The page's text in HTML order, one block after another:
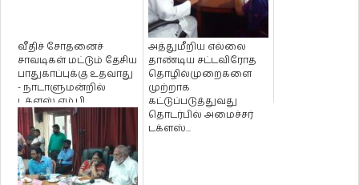
வீதிச் சோதனைச்
சாவடிகள் மட்டும் தேசிய
பாதுகாப்புக்கு உதவாது
- நாடாளுமன்றில்
டக்ளஸ் எம்.பி
தெரிவிப்ப...
அத்துமீறிய எல்லை
தாண்டிய சட்டவிரோத
தொழில்முறைகளை
முற்றாக
கட்டுப்படுத்துவது
தொடர்பில் அமைச்சர்
டக்ளஸ்...